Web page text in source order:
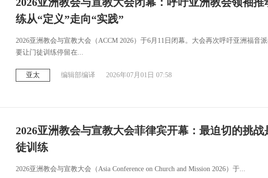
练从“定义”走向“实践”
2026亚洲教会与宣教大会（ACCM 2026）于6月11日闭幕。大会再次呼吁亚洲福音
要让门徒训练停留在...
亚太 编辑部编译 2026年07月01日 07:58
2026亚洲教会与宣教大会菲律宾开幕：最迫切的挑战
徒训练
2026亚洲教会与宣教大会（Asia Conference on Church and Mission 2026）于...